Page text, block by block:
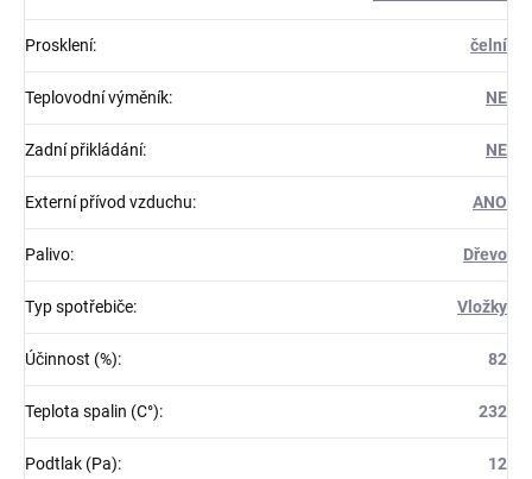
Prosklení: čelní
Teplovodní výměník: NE
Zadní přikládání: NE
Externí přívod vzduchu: ANO
Palivo: Dřevo
Typ spotřebiče: Vložky
Účinnost (%): 82
Teplota spalin (C°): 232
Podtlak (Pa): 12